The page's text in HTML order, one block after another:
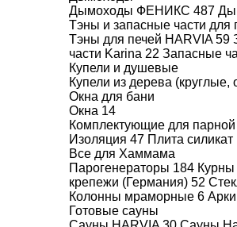
Дымоходы ФЕНИКС 487
Тэны и запасные части для
Тэны для печей HARVIA59
части Karina 22 Запасные
Купели и душевые
Купели из дерева (круглые,
Окна для бани
Окна 14
Комплектующие для парной
Изоляция 47 Плита силикат
Все для Хаммама
Парогенераторы 184 Курны
крепежи (Германия) 52
Колонны мраморные 6
Готовые сауны
203.429
Пульт управления